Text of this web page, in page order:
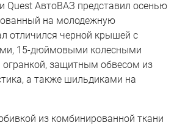
Quest АвтоВАЗ представил осенью
на молодежную
отличился черной крышей с
15-дюймовыми колесными
защитным обвесом из
а также шильдиками на
из комбинированной ткани